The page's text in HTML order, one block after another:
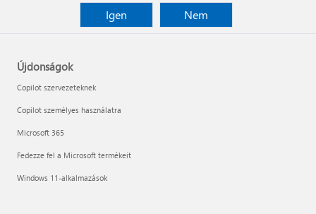
Igen
Nem
Újdonságok
Copilot szervezeteknek
Copilot személyes használatra
Microsoft 365
Fedezze fel a Microsoft termékeit
Windows 11-alkalmazások